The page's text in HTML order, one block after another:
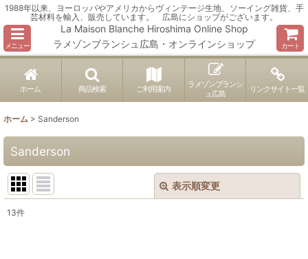
1988年以来、ヨーロッパやアメリカからヴィンテージ生地、ソーイング雑貨、手
芸材料を輸入、販売しています。 広島にショップがございます。
メニュー
La Maison Blanche Hiroshima Online Shop
ラメゾンブランシュ広島・オンラインショップ
カート
ホーム 商品検索 ご利用案内
ラメゾンブランシ
ュ広島
リンクサイト一覧
ホーム > Sanderson
Sanderson
表示順変更
13件